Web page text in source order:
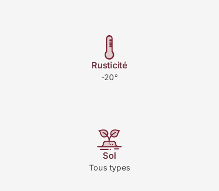
Rusticité
-20°
Sol
Tous types